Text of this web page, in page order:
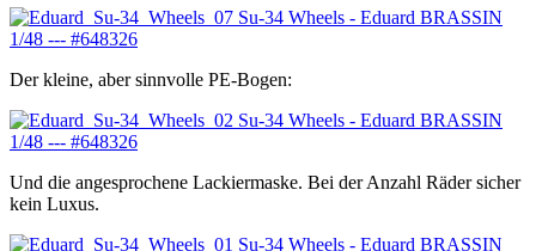
Der kleine, aber sinnvolle PE-Bogen:
Und die angesprochene Lackiermaske. Bei der Anzahl Räder sicher
kein Luxus.